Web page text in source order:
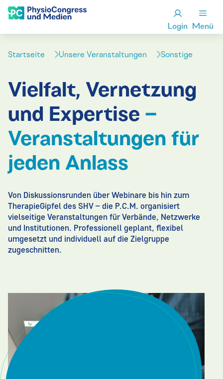
Login Menü
Startseite Unsere Veranstaltungen Sonstige
Vielfalt, Vernetzung
und Expertise –
Veranstaltungen für
jeden Anlass
Von Diskussionsrunden über Webinare bis hin zum
TherapieGipfel des SHV – die P.C.M. organisiert
vielseitige Veranstaltungen für Verbände, Netzwerke
und Institutionen. Professionell geplant, flexibel
umgesetzt und individuell auf die Zielgruppe
zugeschnitten.